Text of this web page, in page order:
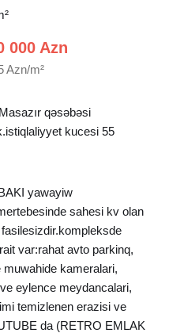
000 Azn
Azn/m²
Masazır qəsəbəsi
kucesi 55
yawayiw
sahesi kv olan
var:rahat avto parkinq,
kameralari,
eylence meydancalari,
temizlenen erazisi ve
da (RETRO EMLAK